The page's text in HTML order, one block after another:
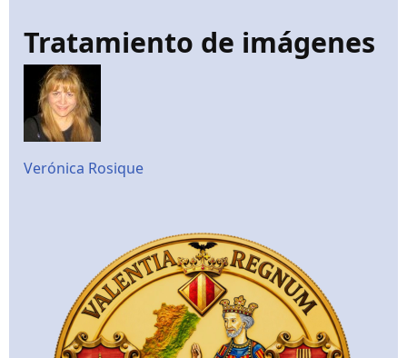
Tratamiento de imágenes
Verónica Rosique